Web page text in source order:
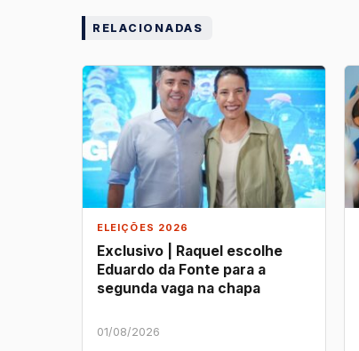
RELACIONADAS
ELEIÇÕES 2026
Exclusivo | Raquel escolhe
Eduardo da Fonte para a
segunda vaga na chapa
01/08/2026